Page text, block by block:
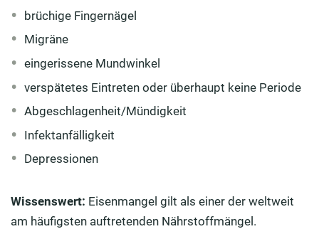
brüchige Fingernägel
Migräne
eingerissene Mundwinkel
verspätetes Eintreten oder überhaupt keine Periode
Abgeschlagenheit/Mündigkeit
Infektanfälligkeit
Depressionen
Wissenswert: Eisenmangel gilt als einer der weltweit
am häufigsten auftretenden Nährstoffmängel.